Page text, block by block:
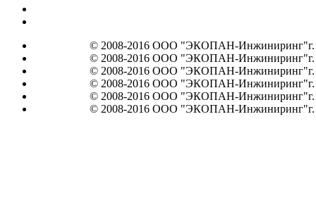
© 2008-2016 ООО "ЭКОПАН-Инжиниринг"г.
© 2008-2016 ООО "ЭКОПАН-Инжиниринг"г.
© 2008-2016 ООО "ЭКОПАН-Инжиниринг"г.
© 2008-2016 ООО "ЭКОПАН-Инжиниринг"г.
© 2008-2016 ООО "ЭКОПАН-Инжиниринг"г.
© 2008-2016 ООО "ЭКОПАН-Инжиниринг"г.